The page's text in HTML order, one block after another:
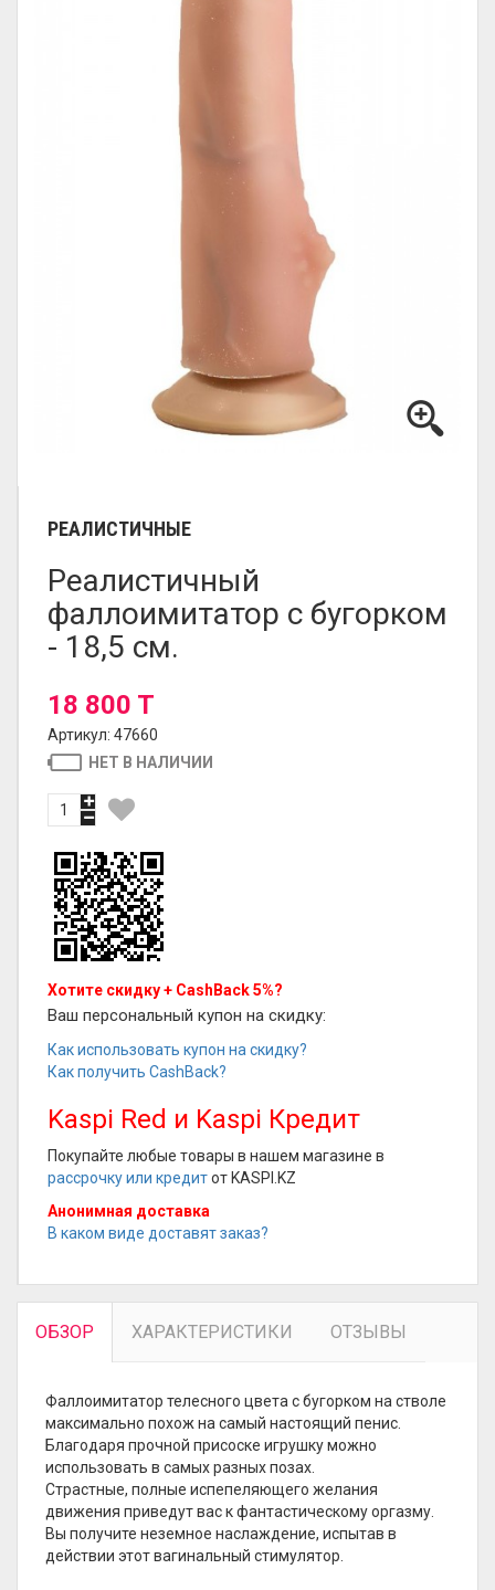
РЕАЛИСТИЧНЫЕ
Реалистичный
фаллоимитатор с бугорком
- 18,5 см.
18 800 T
Артикул: 47660
НЕТ В НАЛИЧИИ
Хотите скидку + CashBack 5%?
Ваш персональный купон на скидку:
Как использовать купон на скидку?
Как получить CashBack?
Kaspi Red и Kaspi Кредит
Покупайте любые товары в нашем магазине в
рассрочку или кредитот KASPI.KZ
Анонимная доставка
В каком виде доставят заказ?
ОБЗОР ХАРАКТЕРИСТИКИ ОТЗЫВЫ
Фаллоимитатор телесного цвета с бугорком на стволе
максимально похож на самый настоящий пенис.
Благодаря прочной присоске игрушку можно
использовать в самых разных позах.
Страстные, полные испепеляющего желания
движения приведут вас к фантастическому оргазму.
Вы получите неземное наслаждение, испытав в
действии этот вагинальный стимулятор.